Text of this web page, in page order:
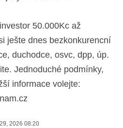
50.000Kc až
ješte dnes bezkonkurencní
duchodce, osvc, dpp, úp.
Jednoduché podmínky,
informace volejte:
2026 08:20